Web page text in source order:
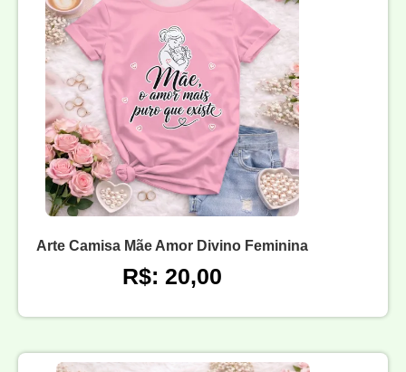
Arte Camisa Mãe Amor Divino Feminina
R$: 20,00